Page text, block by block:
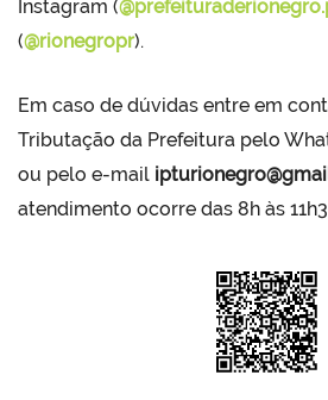
Instagram (
(@rionegropr).
Em caso de dúvidas entre em
Tributação da Prefeitura pelo
ou pelo e-mail
atendimento ocorre das 8h às